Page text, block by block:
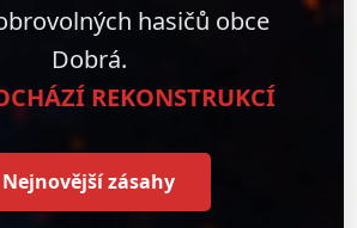
hasičů obce
Dobrá.
REKONSTRUKCÍ
Nejnovější zásahy